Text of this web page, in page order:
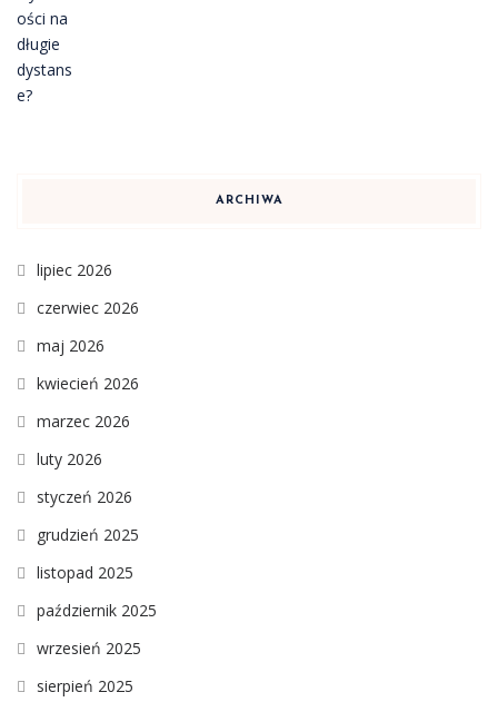
ARCHIWA
lipiec 2026
czerwiec 2026
maj 2026
kwiecień 2026
marzec 2026
luty 2026
styczeń 2026
grudzień 2025
listopad 2025
październik 2025
wrzesień 2025
sierpień 2025